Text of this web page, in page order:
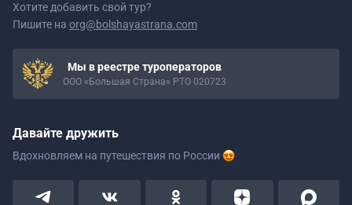
Хотите добавить свой тур?
Пишите на org@bolshayastrana.com
Мы в реестре туроператоров
ООО «Большая Страна» РТО 020723
Давайте дружить
Вдохновляем на путешествия по России